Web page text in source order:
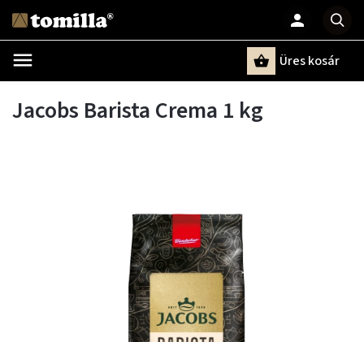
Üres kosár
Jacobs Barista Crema 1 kg